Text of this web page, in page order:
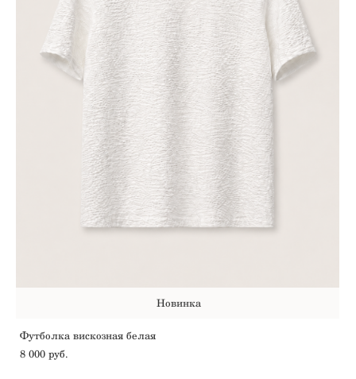
Новинка
Футболка вискозная белая
8 000 pуб.